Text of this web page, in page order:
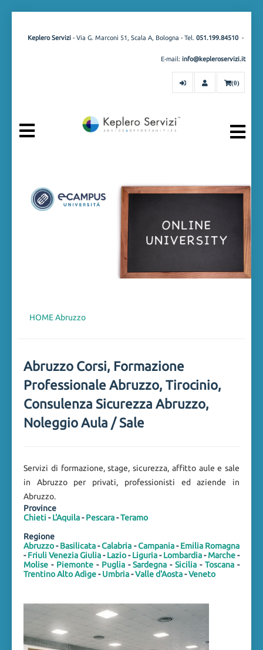
Keplero Servizi - Via G. Marconi 51, Scala A, Bologna - Tel. 051.199.84510 -
E-mail: info@kepleroservizi.it
(0)
HOME Abruzzo
Abruzzo Corsi, Formazione
Professionale Abruzzo, Tirocinio,
Consulenza Sicurezza Abruzzo,
Noleggio Aula / Sale
Servizi di formazione, stage, sicurezza, affitto aule e sale
in Abruzzo per privati, professionisti ed aziende in
Abruzzo.
Province
Chieti -L'Aquila-Pescara-Teramo
Regione
Abruzzo-Basilicata-Calabria -Campania-Emilia Romagna
-Friuli Venezia Giulia-Lazio-Liguria-Lombardia-Marche-
Molise - Piemonte- Puglia-Sardegna -Sicilia -Toscana -
Trentino Alto Adige-Umbria-Valle d'Aosta-Veneto